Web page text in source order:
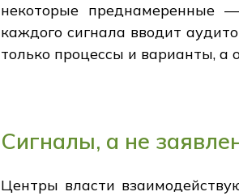
некоторые преднамеренные
каждого сигнала вводит
только процессы и варианты,
Сигналы, а не
Центры власти